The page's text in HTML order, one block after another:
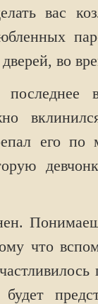
вас
во
его по
что